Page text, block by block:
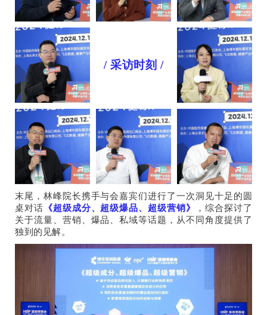
/ 采访时刻 /
末尾，林峰院长携手与会嘉宾们进行了一次洞见十足的圆
桌对话 《超级成分、超级爆品、超级营销》
，综合探讨了
关于流量、营销、爆品、私域等话题，从不同角度提供了
独到的见解。